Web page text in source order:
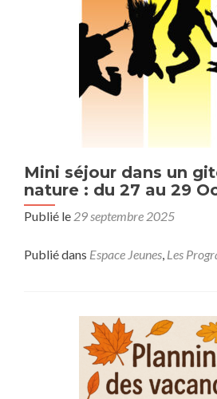
Mini séjour dans un
nature : du 27 au 29
Publié le 29 septembre 2025
Publié dans Espace Jeunes, Les